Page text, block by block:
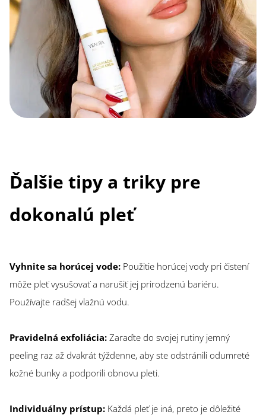
Ďalšie tipy a triky pre
dokonalú pleť
Vyhnite sa horúcej vode: Použitie horúcej vody pri čistení
môže pleť vysušovať a narušiť jej prirodzenú bariéru.
Používajte radšej vlažnú vodu.
Pravidelná exfoliácia: Zaraďte do svojej rutiny jemný
peeling raz až dvakrát týždenne, aby ste odstránili odumreté
kožné bunky a podporili obnovu pleti.
Individuálny prístup: Každá pleť je iná, preto je dôležité